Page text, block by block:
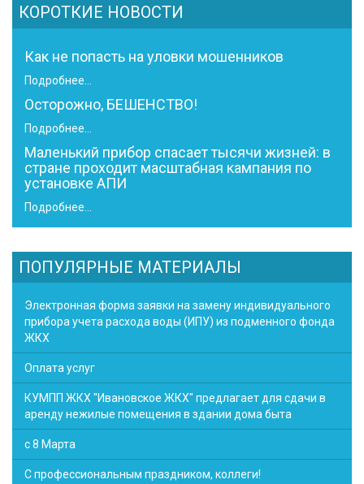
КОРОТКИЕ НОВОСТИ
Как не попасть на уловки мошенников
Подробнее...
Осторожно, БЕШЕНСТВО!
Подробнее...
Маленький прибор спасает тысячи жизней: в
стране проходит масштабная кампания по
установке АПИ
Подробнее...
ПОПУЛЯРНЫЕ МАТЕРИАЛЫ
Электронная форма заявки на замену индивидуального
прибора учета расхода воды (ИПУ) из подменного фонда
ЖКХ
Оплата услуг
КУМПП ЖКХ "Ивановское ЖКХ" предлагает для сдачи в
аренду нежилые помещения в здании дома быта
с 8 Марта
С профессиональным праздником, коллеги!